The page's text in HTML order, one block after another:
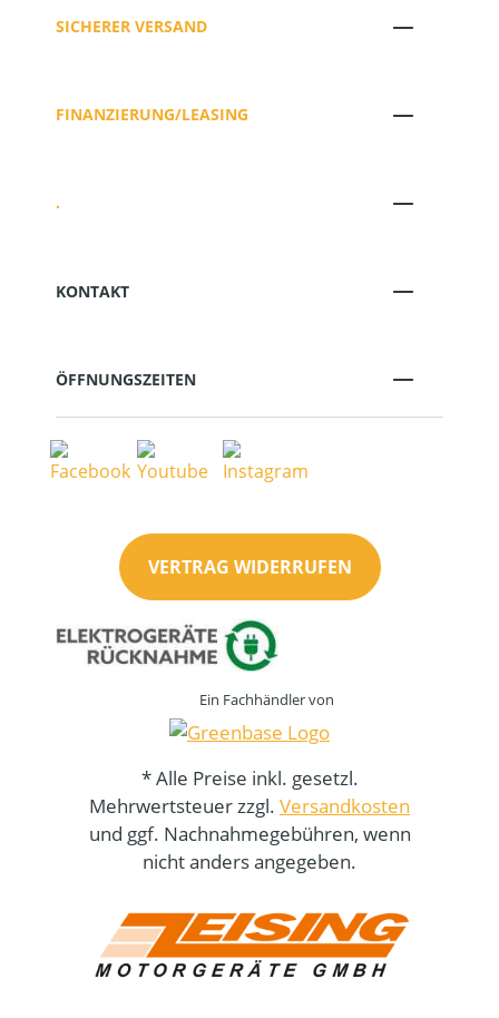
SICHERER VERSAND
FINANZIERUNG/LEASING
.
KONTAKT
ÖFFNUNGSZEITEN
VERTRAG WIDERRUFEN
Ein Fachhändler von
* Alle Preise inkl. gesetzl.
Mehrwertsteuer zzgl. Versandkosten
und ggf. Nachnahmegebühren, wenn
nicht anders angegeben.